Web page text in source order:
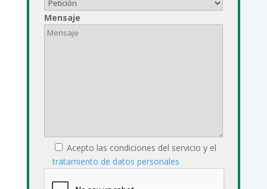
Mensaje
Acepto las condiciones del servicio y el
tratamiento de datos personales